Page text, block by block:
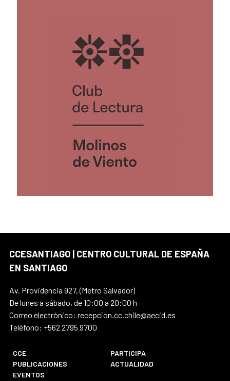
CCESANTIAGO | CENTRO CULTURAL DE ESPAÑA
EN SANTIAGO
Av. Providencia 927, (Metro Salvador)
De lunes a sábado, de 10:00 a 20:00 h
Correo electrónico: recepcion.cc.chile@aecid.es
Teléfono: +562 2795 9700
CCE
PARTICIPA
PUBLICACIONES
ACTUALIDAD
EVENTOS